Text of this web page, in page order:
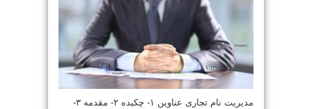
مدیریت نام تجاری عناوین ۱- چکیده ۲- مقدمه ۳-